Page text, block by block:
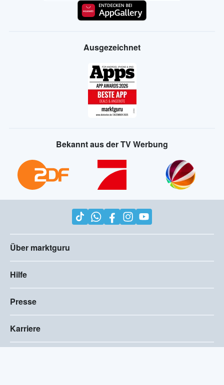
Ausgezeichnet
Bekannt aus der TV Werbung
Über marktguru
Hilfe
Presse
Karriere